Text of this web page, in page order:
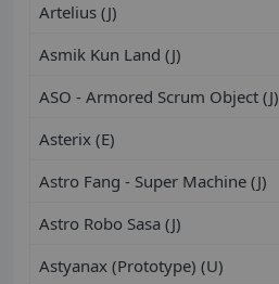
Artelius (J)
Asmik Kun Land (J)
ASO - Armored Scrum Object (J)
Asterix (E)
Astro Fang - Super Machine (J)
Astro Robo Sasa (J)
Astyanax (Prototype) (U)